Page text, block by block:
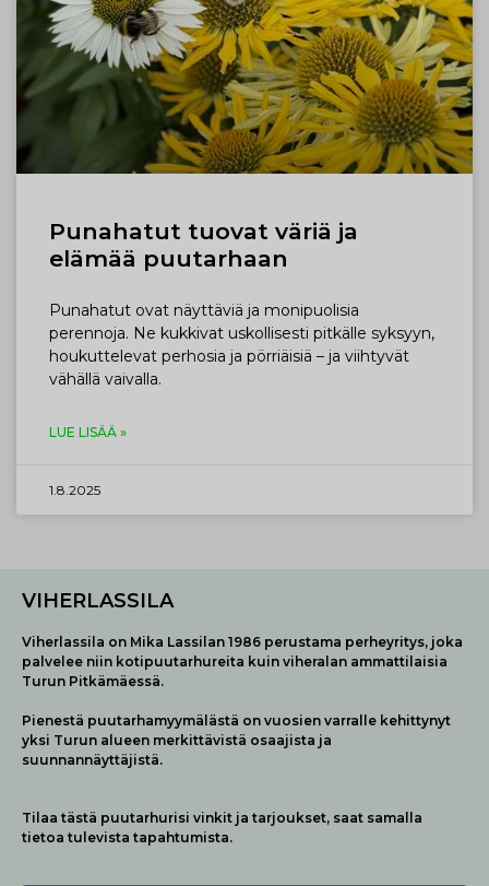
Punahatut tuovat väriä ja
elämää puutarhaan
Punahatut ovat näyttäviä ja monipuolisia
perennoja. Ne kukkivat uskollisesti pitkälle syksyyn,
houkuttelevat perhosia ja pörriäisiä – ja viihtyvät
vähällä vaivalla.
LUE LISÄÄ »
1.8.2025
VIHERLASSILA
Viherlassila on Mika Lassilan 1986 perustama perheyritys, joka
palvelee niin kotipuutarhureita kuin viheralan ammattilaisia
Turun Pitkämäessä.
Pienestä puutarhamyymälästä on vuosien varralle kehittynyt
yksi Turun alueen merkittävistä osaajista ja
suunnannäyttäjistä.
Tilaa tästä puutarhurisi vinkit ja tarjoukset, saat samalla
tietoa tulevista tapahtumista.